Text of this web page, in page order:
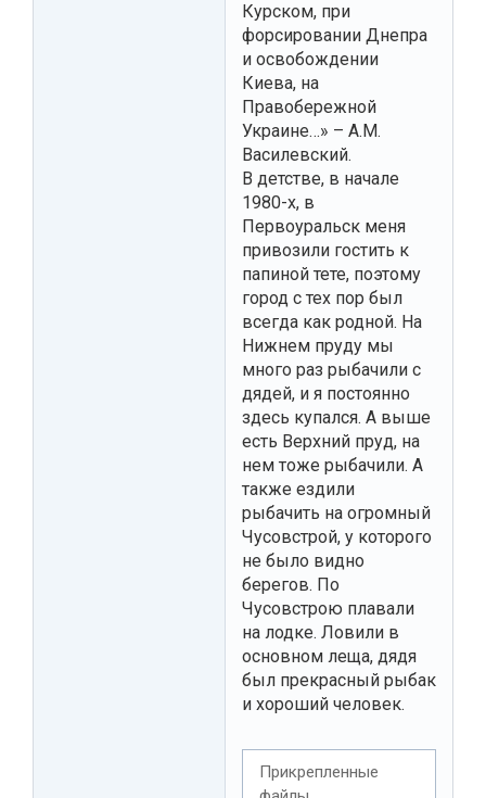
Курском, при
форсировании Днепра
и освобождении
Киева, на
Правобережной
Украине…» – А.М.
Василевский.
В детстве, в начале
1980-х, в
Первоуральск меня
привозили гостить к
папиной тете, поэтому
город с тех пор был
всегда как родной. На
Нижнем пруду мы
много раз рыбачили с
дядей, и я постоянно
здесь купался. А выше
есть Верхний пруд, на
нем тоже рыбачили. А
также ездили
рыбачить на огромный
Чусовстрой, у которого
не было видно
берегов. По
Чусовстрою плавали
на лодке. Ловили в
основном леща, дядя
был прекрасный рыбак
и хороший человек.
Прикрепленные